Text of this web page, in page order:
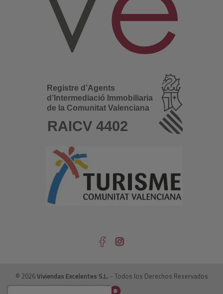
© 2026Viviendas Excelentes S.L. - Todos los Derechos Reservados